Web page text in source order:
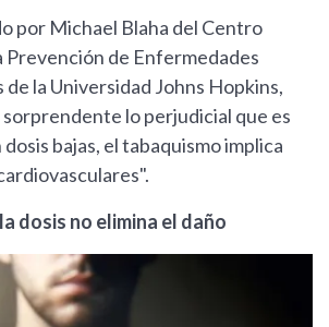
por Michael Blaha del Centro
Prevención de Enfermedades
la Universidad Johns Hopkins,
lo perjudicial que es
bajas, el tabaquismo implica
dosis no elimina el daño